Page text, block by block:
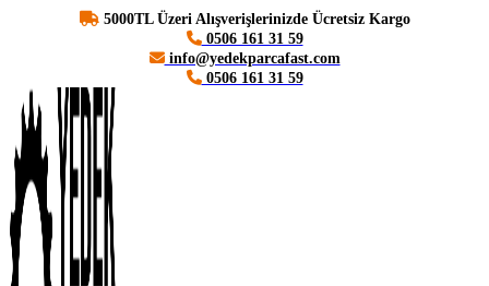
5000TL Üzeri Alışverişlerinizde Ücretsiz Kargo
0506 161 31 59
info@yedekparcafast.com
0506 161 31 59